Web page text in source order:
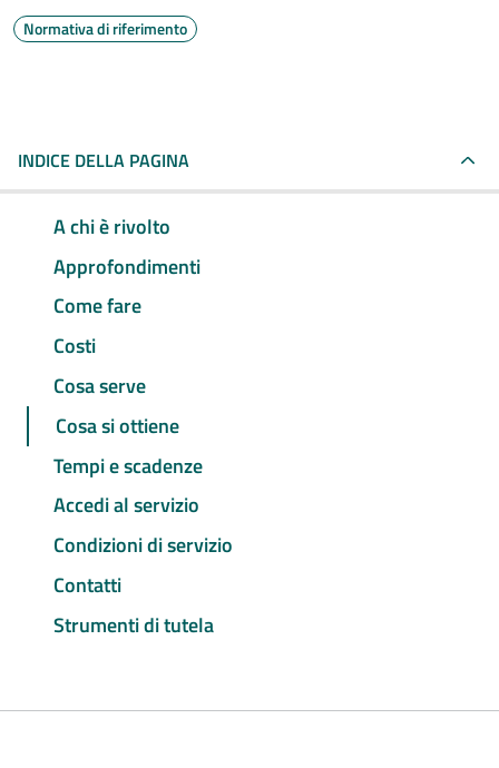
Normativa di riferimento
INDICE DELLA PAGINA
A chi è rivolto
Approfondimenti
Come fare
Costi
Cosa serve
Cosa si ottiene
Tempi e scadenze
Accedi al servizio
Condizioni di servizio
Contatti
Strumenti di tutela